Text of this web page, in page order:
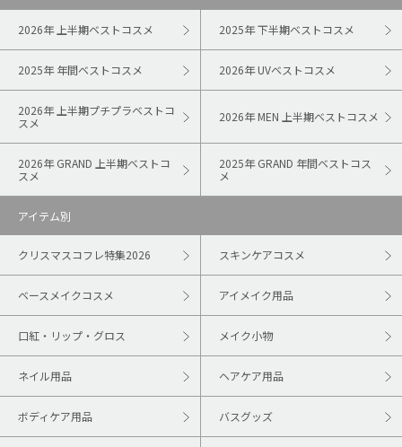
2026年 上半期ベストコスメ 2025年 下半期ベストコスメ
2025年 年間ベストコスメ 2026年 UVベストコスメ
2026年 上半期プチプラベストコ
スメ
2026年 MEN 上半期ベストコスメ
2026年 GRAND 上半期ベストコ
スメ
2025年 GRAND 年間ベストコス
メ
アイテム別
クリスマスコフレ特集2026 スキンケアコスメ
ベースメイクコスメ アイメイク用品
口紅・リップ・グロス メイク小物
ネイル用品 ヘアケア用品
ボディケア用品 バスグッズ